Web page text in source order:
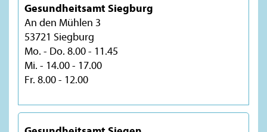
Gesundheitsamt Siegburg
An den Mühlen 3
53721 Siegburg
Mo. - Do. 8.00 - 11.45
Mi. - 14.00 - 17.00
Fr. 8.00 - 12.00